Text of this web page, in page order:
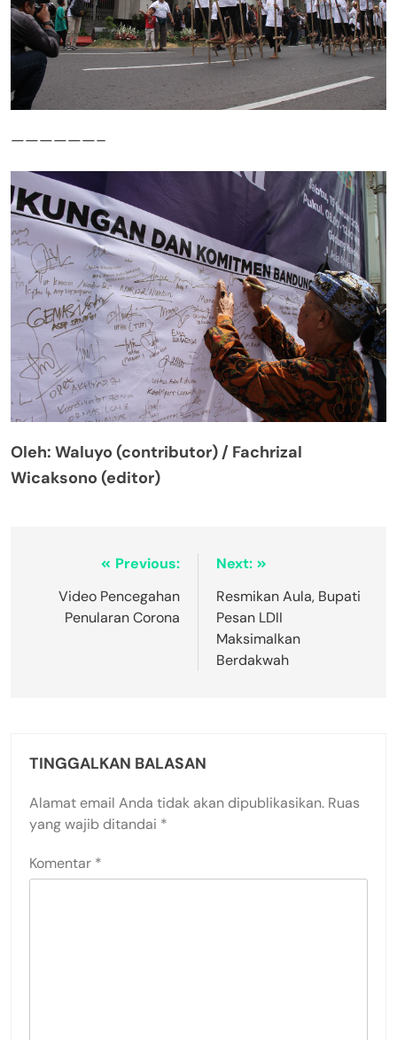
——————–
Oleh: Waluyo (contributor) / Fachrizal
Wicaksono (editor)
Previous:
Video Pencegahan
Penularan Corona
Next:
Resmikan Aula, Bupati
Pesan LDII
Maksimalkan
Berdakwah
TINGGALKAN BALASAN
Alamat email Anda tidak akan dipublikasikan. Ruas
yang wajib ditandai *
Komentar *